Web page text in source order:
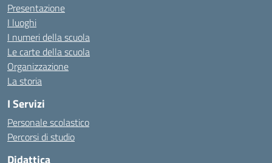
Presentazione
I luoghi
I numeri della scuola
Le carte della scuola
Organizzazione
La storia
I Servizi
Personale scolastico
Percorsi di studio
Didattica